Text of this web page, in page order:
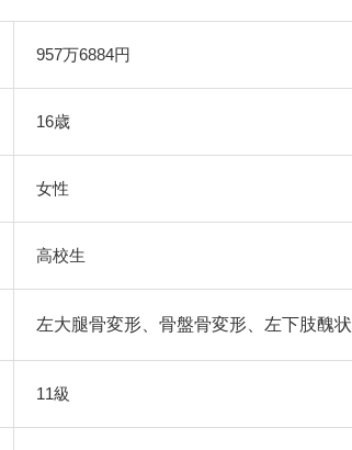
957万6884円
16歳
女性
高校生
左大腿骨変形、骨盤骨変形、左下肢醜状
11級